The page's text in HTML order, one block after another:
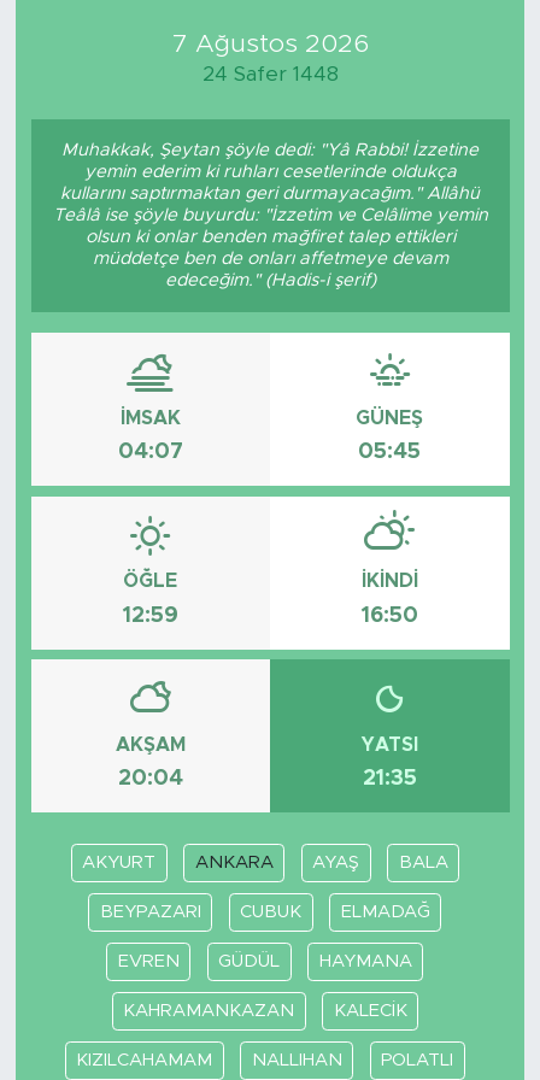
7 Ağustos 2026
24 Safer 1448
Muhakkak, Şeytan şöyle dedi: "Yâ Rabbi! İzzetine
yemin ederim ki ruhları cesetlerinde oldukça
kullarını saptırmaktan geri durmayacağım." Allâhü
Teâlâ ise şöyle buyurdu: "İzzetim ve Celâlime yemin
olsun ki onlar benden mağfiret talep ettikleri
müddetçe ben de onları affetmeye devam
edeceğim." (Hadis-i şerif)
İMSAK
04:07
GÜNEŞ
05:45
ÖĞLE
12:59
İKINDI
16:50
AKŞAM
20:04
YATSI
21:35
AKYURT ANKARA AYAŞ BALA
BEYPAZARI CUBUK ELMADAĞ
EVREN GÜDÜL HAYMANA
KAHRAMANKAZAN KALECİK
KIZILCAHAMAM NALLIHAN POLATLI
Siyaset
Teknoloji
GURBETTEN SILAYA
Foto Galeri
Köşe Yazarları
Ulusal Son Dakika Haberleri